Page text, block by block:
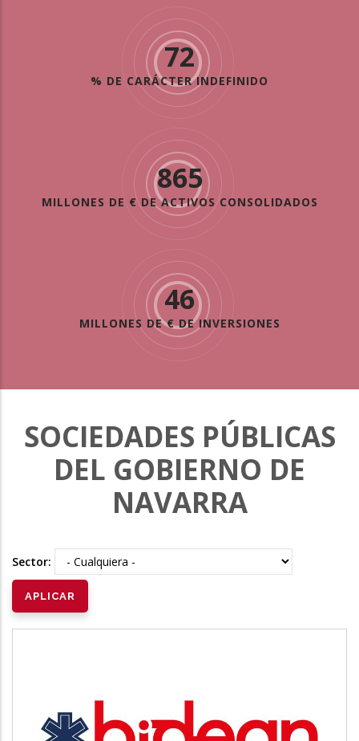
72
% DE CARÁCTER INDEFINIDO
865
MILLONES DE € DE ACTIVOS CONSOLIDADOS
46
MILLONES DE € DE INVERSIONES
SOCIEDADES PÚBLICAS
DEL GOBIERNO DE
NAVARRA
Sector:
BIDEAN